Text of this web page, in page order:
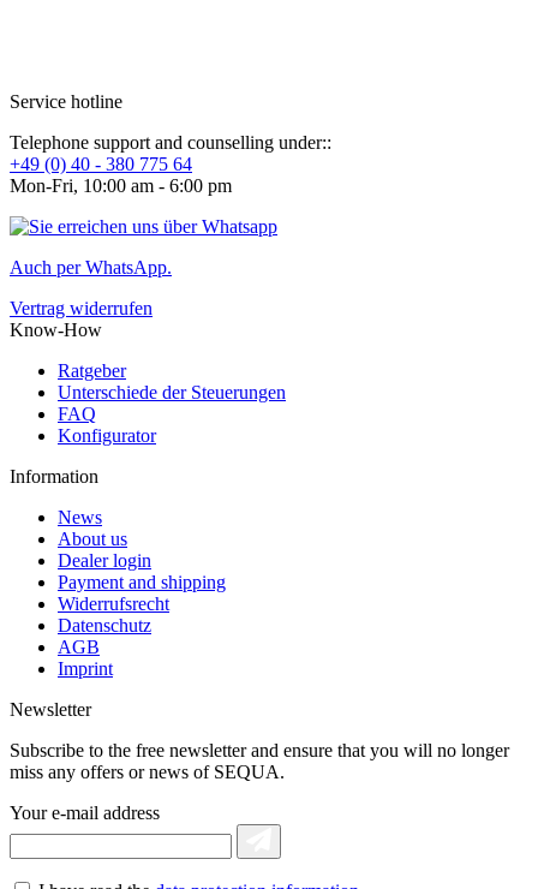
Service hotline
Telephone support and counselling under::
+49 (0) 40 - 380 775 64
Mon-Fri, 10:00 am - 6:00 pm
Auch per WhatsApp.
Vertrag widerrufen
Know-How
Ratgeber
Unterschiede der Steuerungen
FAQ
Konfigurator
Information
News
About us
Dealer login
Payment and shipping
Widerrufsrecht
Datenschutz
AGB
Imprint
Newsletter
Subscribe to the free newsletter and ensure that you will no longer
miss any offers or news of SEQUA.
Your e-mail address